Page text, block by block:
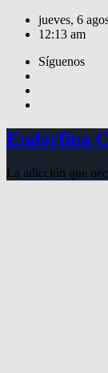
Saltar
jueves, 6
12:13 am
Síguenos
Endorfina
La adicción que